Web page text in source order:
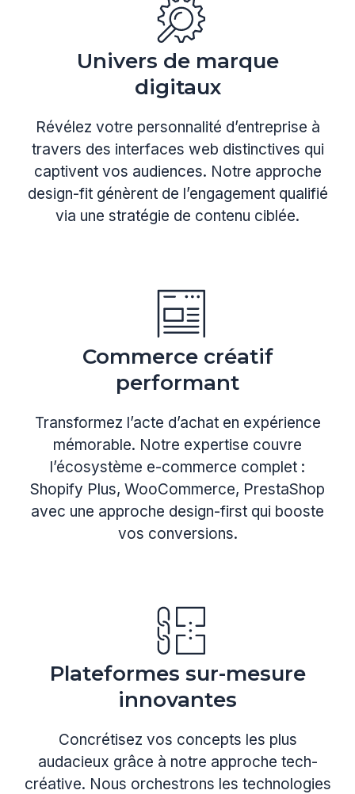
Univers de marque
digitaux
Révélez votre personnalité d’entreprise à
travers des interfaces web distinctives qui
captivent vos audiences. Notre approche
design-fit génèrent de l’engagement qualifié
via une stratégie de contenu ciblée.
Commerce créatif
performant
Transformez l’acte d’achat en expérience
mémorable. Notre expertise couvre
l’écosystème e-commerce complet :
Shopify Plus, WooCommerce, PrestaShop
avec une approche design-first qui booste
vos conversions.
Plateformes sur-mesure
innovantes
Concrétisez vos concepts les plus
audacieux grâce à notre approche tech-
créative. Nous orchestrons les technologies